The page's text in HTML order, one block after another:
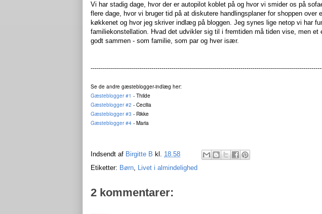
Vi har stadig dage, hvor der er autopilot koblet på og hvor vi smider os på
flere dage, hvor vi bruger tid på at diskutere handlingsplaner for shoppen over
køkkenet og hvor jeg skriver indlæg på bloggen. Jeg synes lige netop vi har
familiekonstellation. Hvad det udvikler sig til i fremtiden må tiden vise, men
godt sammen - som familie, som par og hver især.
Se de andre gæsteblogger-indlæg her:
Gæsteblogger #1 - Thilde
Gæsteblogger #2 - Cecilia
Gæsteblogger #3 - Rikke
Gæsteblogger #4 - Maria
Indsendt af Birgitte B kl. 18.58
Etiketter: Børn, Livet i almindelighed
2 kommentarer: